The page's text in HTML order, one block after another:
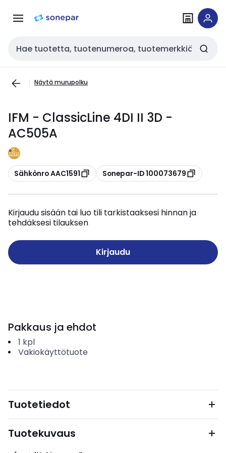
navigointiinsisältöön
Haku
Näytä murupolku
IFM - ClassicLine 4DI II 3D -
AC505A
Kopioi
Sähkönro AAC1591 Kopioi
Sonepar-ID 100073679
Kirjaudu sisään tai luo tili tarkistaaksesi hinnan ja
tehdäksesi tilauksen
Kirjaudu
Pakkaus ja ehdot
1 kpl
Vakiokäyttötuote
Tuotetiedot
Tuotekuvaus